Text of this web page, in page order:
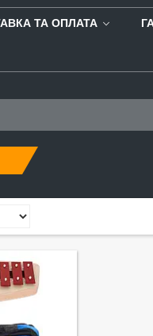
ТА ОПЛАТА